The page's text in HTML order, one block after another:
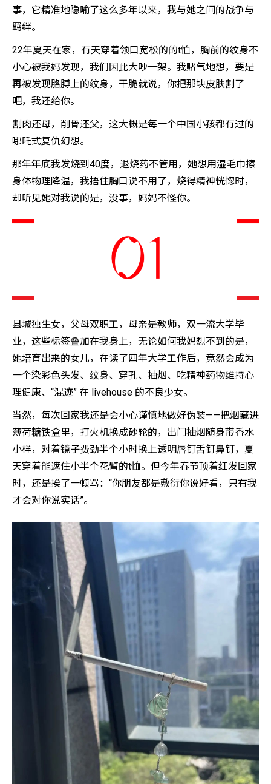
事，它精准地隐喻了这么多年以来，我与她之间的战争与
羁绊。
22年夏天在家，有天穿着领口宽松的的t恤，胸前的纹身不
小心被我妈发现，我们因此大吵一架。我赌气地想，要是
再被发现胳膊上的纹身，干脆就说，你把那块皮肤割了
吧，我还给你。
割肉还母，削骨还父，这大概是每一个中国小孩都有过的
哪吒式复仇幻想。
那年年底我发烧到40度，退烧药不管用，她想用湿毛巾擦
身体物理降温，我捂住胸口说不用了，烧得精神恍惚时，
却听见她对我说的是，没事，妈妈不怪你。
县城独生女，父母双职工，母亲是教师，双一流大学毕
业，这些标签叠加在我身上，无论如何我妈想不到的是，
她培育出来的女儿，在读了四年大学工作后，竟然会成为
一个染彩色头发、纹身、穿孔、抽烟、吃精神药物维持心
理健康、“混迹” 在 livehouse 的不良少女。
当然，每次回家我还是会小心谨慎地做好伪装——把烟藏进
薄荷糖铁盒里，打火机换成砂轮的，出门抽烟随身带香水
小样，对着镜子费劲半个小时换上透明唇钉舌钉鼻钉，夏
天穿着能遮住小半个花臂的t恤。但今年春节顶着红发回家
时，还是挨了一顿骂：“你朋友都是敷衍你说好看，只有我
才会对你说实话”。